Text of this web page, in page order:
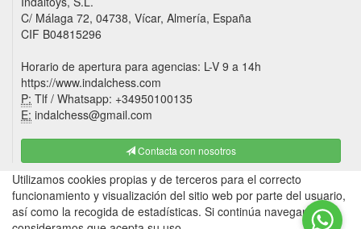
C/ Málaga 72, 04738, Vícar, Almería, España
CIF B04815296
Horario de apertura para agencias: L-V 9 a 14h
https://www.indalchess.com
P: Tlf / Whatsapp: +34950100135
E: indalchess@gmail.com
Contacta con nosotros
Utilizamos cookies propias y de terceros para el correcto
funcionamiento y visualización del sitio web por parte del usuario,
así como la recogida de estadísticas. Si continúa navegando,